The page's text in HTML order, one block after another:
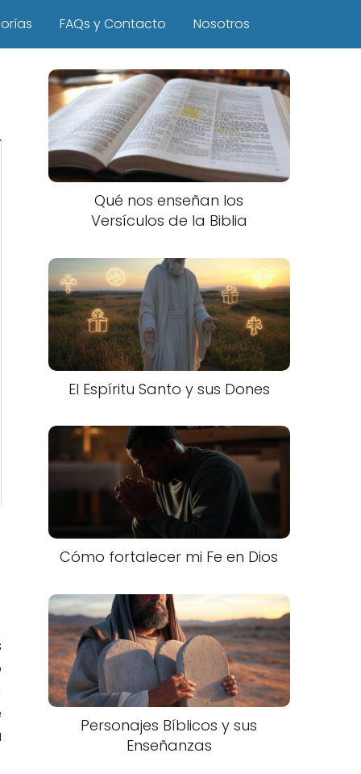
FAQs y Contacto Nosotros
Qué nos enseñan los
Versículos de la Biblia
El Espíritu Santo y sus Dones
Cómo fortalecer mi Fe en Dios
Personajes Bíblicos y sus
Enseñanzas